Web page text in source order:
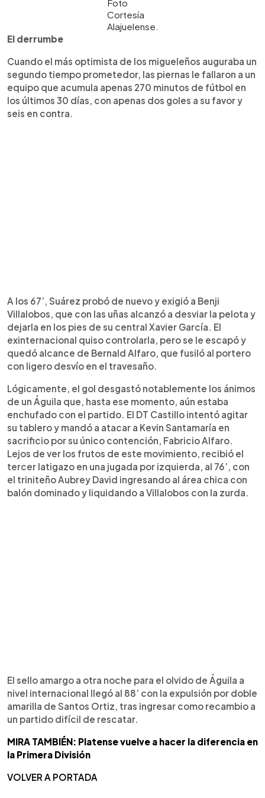
Foto
Cortesía
Alajuelense.
El derrumbe
Cuando el más optimista de los migueleños auguraba un
segundo tiempo prometedor, las piernas le fallaron a un
equipo que acumula apenas 270 minutos de fútbol en
los últimos 30 días, con apenas dos goles a su favor y
seis en contra.
A los 67’, Suárez probó de nuevo y exigió a Benji
Villalobos, que con las uñas alcanzó a desviar la pelota y
dejarla en los pies de su central Xavier García. El
exinternacional quiso controlarla, pero se le escapó y
quedó alcance de Bernald Alfaro, que fusiló al portero
con ligero desvío en el travesaño.
Lógicamente, el gol desgastó notablemente los ánimos
de un Águila que, hasta ese momento, aún estaba
enchufado con el partido. El DT Castillo intentó agitar
su tablero y mandó a atacar a Kevin Santamaría en
sacrificio por su único contención, Fabricio Alfaro.
Lejos de ver los frutos de este movimiento, recibió el
tercer latigazo en una jugada por izquierda, al 76’, con
el triniteño Aubrey David ingresando al área chica con
balón dominado y liquidando a Villalobos con la zurda.
El sello amargo a otra noche para el olvido de Águila a
nivel internacional llegó al 88’ con la expulsión por doble
amarilla de Santos Ortiz, tras ingresar como recambio a
un partido difícil de rescatar.
MIRA TAMBIÉN: Platense vuelve a hacer la diferencia en
la Primera División
VOLVER A PORTADA